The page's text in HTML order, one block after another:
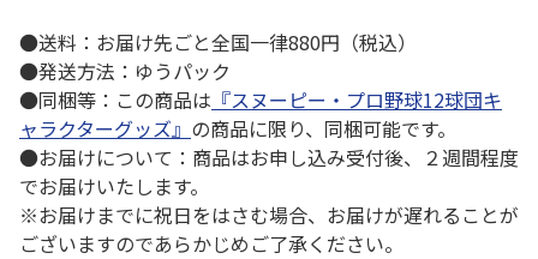
●送料：お届け先ごと全国一律880円（税込）
●発送方法：ゆうパック
●同梱等：この商品は 『スヌーピー・プロ野球12球団キ
ャラクターグッズ』 の商品に限り、同梱可能です。
●お届けについて：商品はお申し込み受付後、２週間程度
でお届けいたします。
※お届けまでに祝日をはさむ場合、お届けが遅れることが
ございますのであらかじめご了承ください。